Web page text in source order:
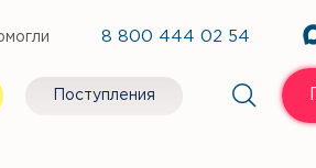
8 800 444 02 54
Поступления